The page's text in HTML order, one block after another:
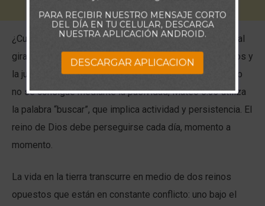
¿Cuál es la prioridad de tu vida, aquello en torno a lo cual
gira todo lo demás? Jesús nos dice que el reino de Dios y
la justicia deben ser nuestro objetivo más elevado. Esto
no se consigue mediante la pasividad; Mateo 6:33 utiliza
la palabra “buscar”, que implica actividad y persistencia. El
reino de Dios debe perseguirse cada día, momento a
momento.
La vida en la tierra transcurre en medio de dos reinos
opuestos que están en constante conflicto: uno bajo el
PARA RECIBIR NUESTRO MENSAJE CORTO
DEL DÍA EN TU CELULAR, DESCARGA
NUESTRA APLICACIÓN ANDROID.
DESCARGAR APLICACION